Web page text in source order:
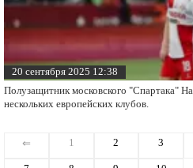
20 сентября 2025 12:38
Полузащитник московского "Спартака"
нескольких европейских клубов.
⇐ 1 2 3